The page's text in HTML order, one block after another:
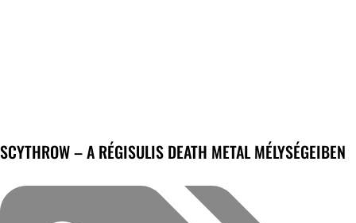
SCYTHROW – A RÉGISULIS DEATH METAL MÉLYSÉGEIBEN